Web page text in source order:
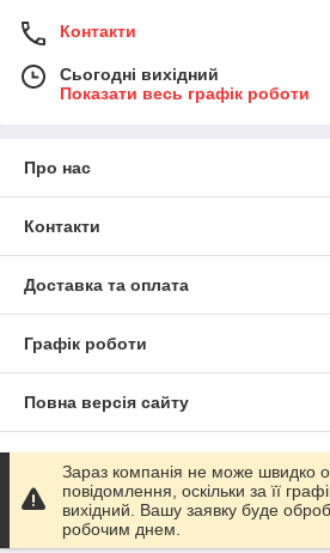
Контакти
Сьогодні вихідний
Показати весь графік роботи
Про нас
Контакти
Доставка та оплата
Графік роботи
Повна версія сайту
Політика конфіденційності
Зараз компанія не може швидко
повідомлення, оскільки за її
вихідний. Вашу заявку буде
робочим днем.